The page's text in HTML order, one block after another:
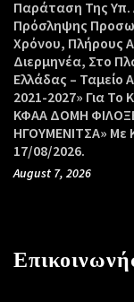
Παράταση Της Υπ.
Πρόσληψης
Χρόνου, Πλήρους
Διερμηνέα, Στο
Ελλάδας – Ταμείο
2021-2027» Για
ΚΦΑΑ ΔΟΜΗ
ΗΓΟΥΜΕΝΙΤΣΑ» Με
17/08/2026.
August 7, 2026